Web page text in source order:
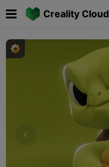
Creality Cloud